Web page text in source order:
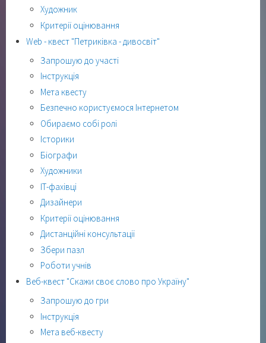
Художник
Критерії оцінювання
Web - квест "Петриківка - дивосвіт"
Запрошую до участі
Інструкція
Мета квесту
Безпечно користуємося Інтернетом
Обираємо собі ролі
Історики
Біографи
Художники
ІТ-фахівці
Дизайнери
Критерії оцінювання
Дистанційні консультації
Збери пазл
Роботи учнів
Веб-квест "Скажи своє слово про Україну"
Запрошую до гри
Інструкція
Мета веб-квесту